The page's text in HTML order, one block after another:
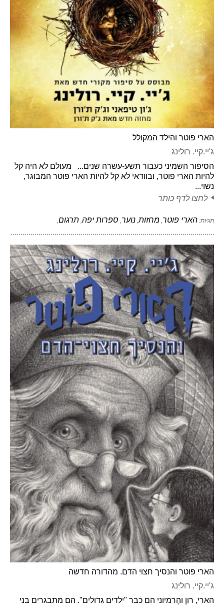
הארי פוטר והילד המקולל
ג'יי.קיי. רולינג
הסיפור השמיני כעבור תשע-עשרה שנים... מעולם לא היה קל
להיות הארי פוטר, ובוודאי לא קל להיות הארי פוטר המבוגר,
נשוי...
לחצו לדף כותר
תגיות: הארי פוטר, מחזות, נוער, ספרות יפה, תרגום,
הארי פוטר והנסיך חצוי הדם. מהדורה חדשה
ג'יי.קיי. רולינג
הארי, רון והֶרמיוני הם כבר "ילדים גדולים". הם מתבגרים בני